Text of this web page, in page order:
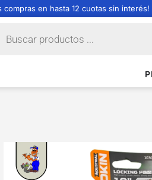
compras en hasta 12 cuotas sin interés!